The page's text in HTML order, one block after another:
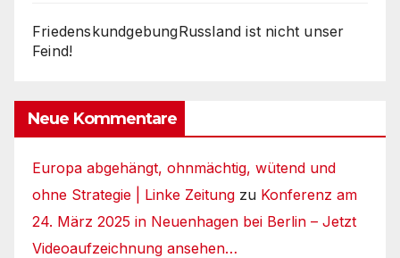
FriedenskundgebungRussland ist nicht unser
Feind!
Neue Kommentare
Europa abgehängt, ohnmächtig, wütend und
ohne Strategie | Linke Zeitung zu Konferenz am
24. März 2025 in Neuenhagen bei Berlin – Jetzt
Videoaufzeichnung ansehen…